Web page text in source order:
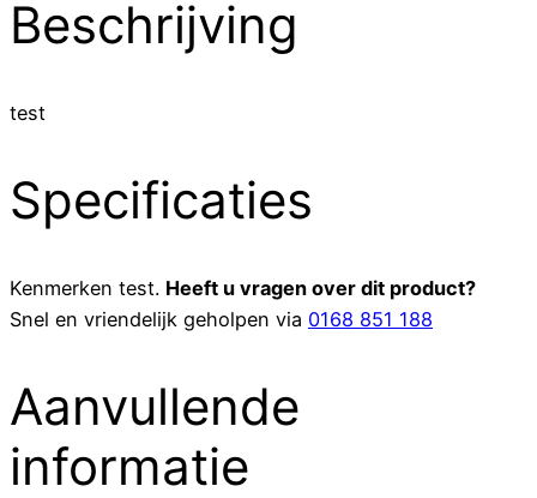
Beschrijving
test
Specificaties
Kenmerken test. Heeft u vragen over dit product?
Snel en vriendelijk geholpen via 0168 851 188
Aanvullende
informatie